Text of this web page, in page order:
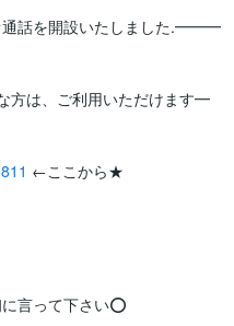
話を開設いたしました.━━━
は、ご利用いただけます━
←ここから★
言って下さい⭕️